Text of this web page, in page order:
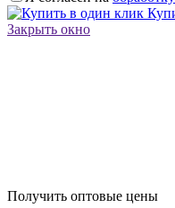
Закрыть окно
Получить оптовые цены